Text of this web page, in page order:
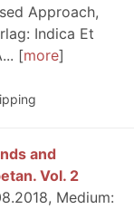
Approach,
Indica Et
more
and
Vol. 2
Medium: